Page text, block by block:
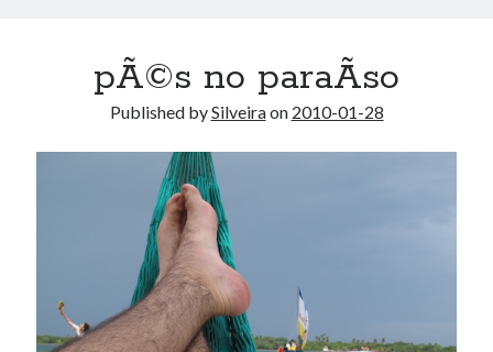
pÃ©s no paraÃ­so
Published bySilveiraon 2010-01-28